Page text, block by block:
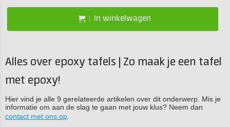
In winkelwagen
Alles over epoxy tafels | Zo maak je een tafel
met epoxy!
Hier vind je alle 9 gerelateerde artikelen over dit onderwerp. Mis je
informatie om aan de slag te gaan met jouw klus? Neem dan
contact met ons op